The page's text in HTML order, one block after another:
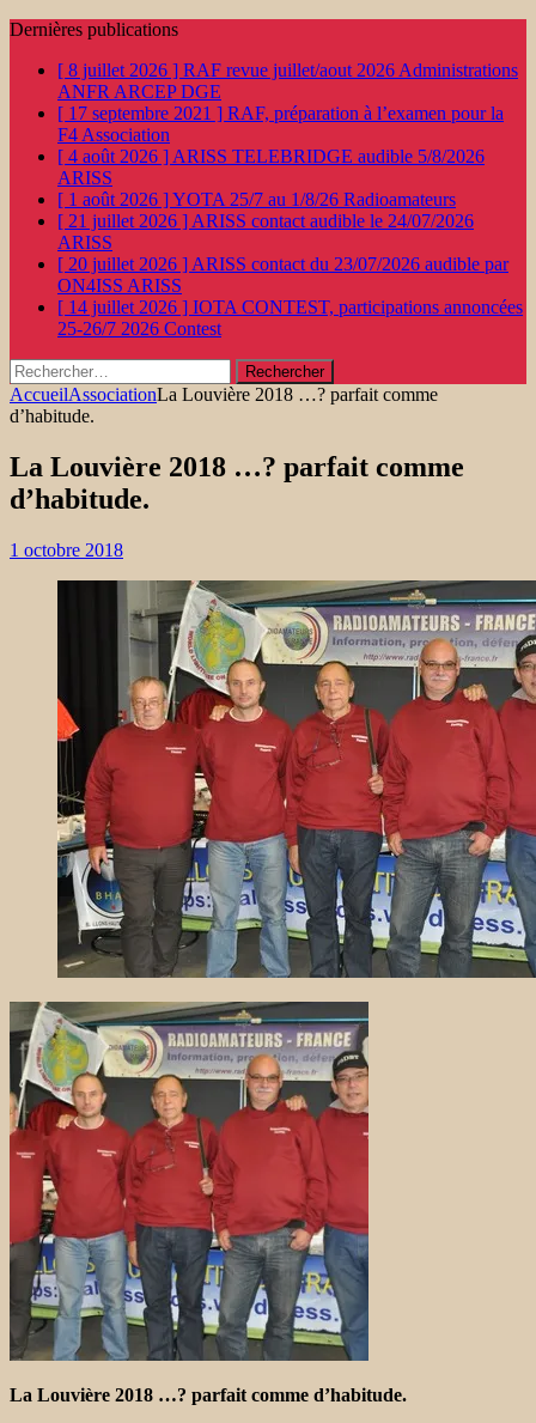
Dernières publications
[ 8 juillet 2026 ] RAF revue juillet/aout 2026 Administrations
ANFR ARCEP DGE
[ 17 septembre 2021 ] RAF, préparation à l’examen pour la
F4 Association
[ 4 août 2026 ] ARISS TELEBRIDGE audible 5/8/2026
ARISS
[ 1 août 2026 ]YOTA 25/7 au 1/8/26 Radioamateurs
[ 21 juillet 2026 ] ARISS contact audible le 24/07/2026
ARISS
[ 20 juillet 2026 ] ARISS contact du 23/07/2026 audible par
ON4ISS ARISS
[ 14 juillet 2026 ] IOTA CONTEST, participations annoncées
25-26/7 2026 Contest
Rechercher :
AccueilAssociationLa Louvière 2018 …? parfait comme
d’habitude.
La Louvière 2018 …? parfait comme
d’habitude.
1 octobre 2018
La Louvière 2018 …? parfait comme d’habitude.